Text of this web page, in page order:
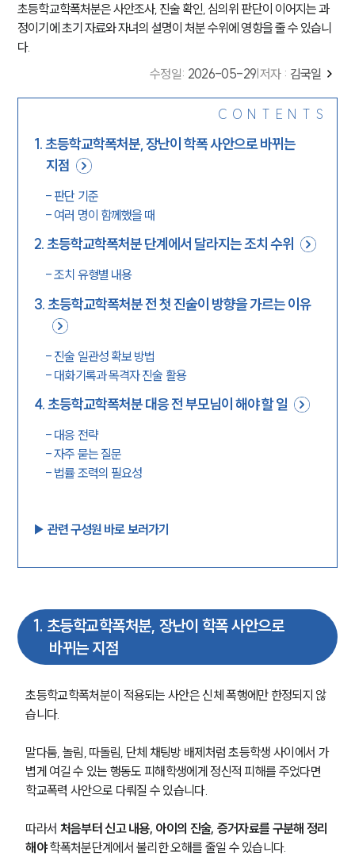
초등학교학폭처분은 사안조사, 진술 확인, 심의위 판단이 이어지는 과
정이기에 초기 자료와 자녀의 설명이 처분 수위에 영향을 줄 수 있습니
다.
수정일: 2026-05-29 저자 : 김국일
CONTENTS
1.초등학교학폭처분, 장난이 학폭 사안으로 바뀌는
지점
- 판단 기준
- 여러 명이 함께했을 때
2.초등학교학폭처분 단계에서 달라지는 조치 수위
-조치 유형별 내용
3.초등학교학폭처분 전 첫 진술이 방향을 가르는 이유
- 진술 일관성 확보 방법
- 대화기록과 목격자 진술 활용
4.초등학교학폭처분 대응 전 부모님이 해야 할 일
- 대응 전략
-자주 묻는 질문
- 법률 조력의 필요성
▶︎ 관련 구성원 바로 보러가기
1. 초등학교학폭처분, 장난이 학폭 사안으로
바뀌는 지점
초등학교학폭처분이 적용되는 사안은 신체 폭행에만 한정되지 않
습니다.
말다툼, 놀림, 따돌림, 단체 채팅방 배제처럼 초등학생 사이에서 가
볍게 여길 수 있는 행동도 피해학생에게 정신적 피해를 주었다면
학교폭력 사안으로 다뤄질 수 있습니다.
따라서 처음부터 신고 내용, 아이의 진술, 증거자료를 구분해 정리
해야 학폭처분단계에서 불리한 오해를 줄일 수 있습니다.